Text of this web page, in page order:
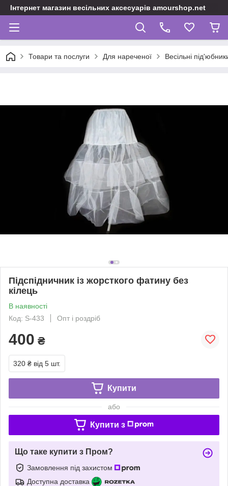
Інтернет магазин весільних аксесуарів amourshop.net
Товари та послуги Для нареченої Весільні
Підспідничник із жорсткого фатину без
кілець
В наявності
Код: S-433
Опт і роздріб
400 ₴
320 ₴ від 5 шт.
Купити
або
Купити з
Що таке купити з Пром?
Замовлення під захистом
Доступна доставка